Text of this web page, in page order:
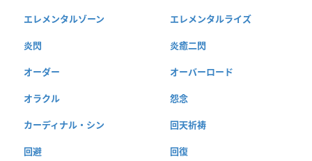
エレメンタルゾーン エレメンタルライズ
炎閃 炎癒二閃
オーダー オーバーロード
オラクル 怨念
カーディナル・シン 回天祈祷
回避 回復